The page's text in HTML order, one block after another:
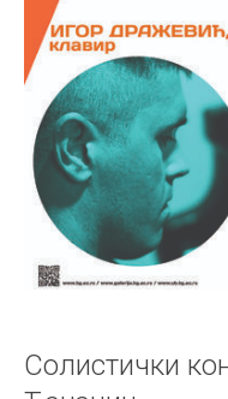
Солистички